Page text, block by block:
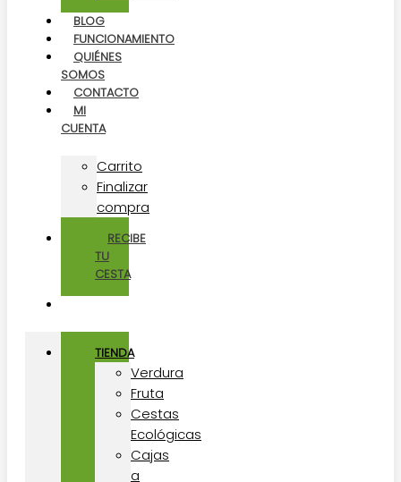
BLOG
FUNCIONAMIENTO
QUIÉNES
SOMOS
CONTACTO
MI
CUENTA
Carrito
Finalizar
compra
RECIBE
TU
CESTA
TIENDA
Verdura
Fruta
Cestas
Ecológicas
Cajas
a